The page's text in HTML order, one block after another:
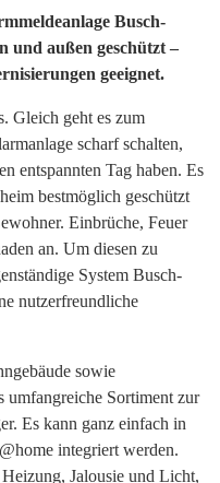
Busch-
und außen geschützt –
geeignet.
Gleich geht es zum
scharf schalten,
entspannten Tag haben. Es
bestmöglich geschützt
Einbrüche, Feuer
an. Um diesen zu
System Busch-
nutzerfreundliche
sowie
umfangreiche Sortiment zur
Es kann ganz einfach in
integriert werden.
Jalousie und Licht,